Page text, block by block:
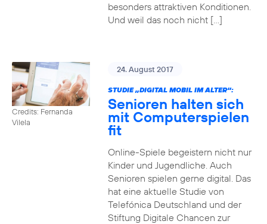
besonders attraktiven Konditionen.
Und weil das noch nicht […]
Credits: Fernanda
Vilela
24. August 2017
STUDIE „DIGITAL MOBIL IM ALTER“:
Senioren halten sich
mit Computerspielen
fit
Online-Spiele begeistern nicht nur
Kinder und Jugendliche. Auch
Senioren spielen gerne digital. Das
hat eine aktuelle Studie von
Telefónica Deutschland und der
Stiftung Digitale Chancen zur